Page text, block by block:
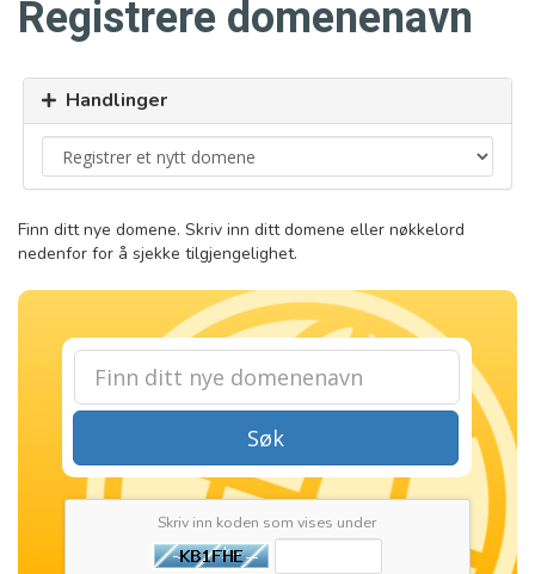
Registrere domenenavn
Handlinger
Finn ditt nye domene. Skriv inn ditt domene eller nøkkelord
nedenfor for å sjekke tilgjengelighet.
Søk
Skriv inn koden som vises under